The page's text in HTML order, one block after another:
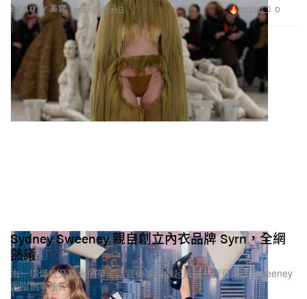
BEAUTY 美容 2026年1月31日 15.2K 0
Sydney Sweeney 親自創立內衣品牌 Syrn，全網
熱議
由一場爆紅又惹火的荷里活宣傳噱頭掀起風波，更可能讓 Sweeney
面臨刑事檢控。